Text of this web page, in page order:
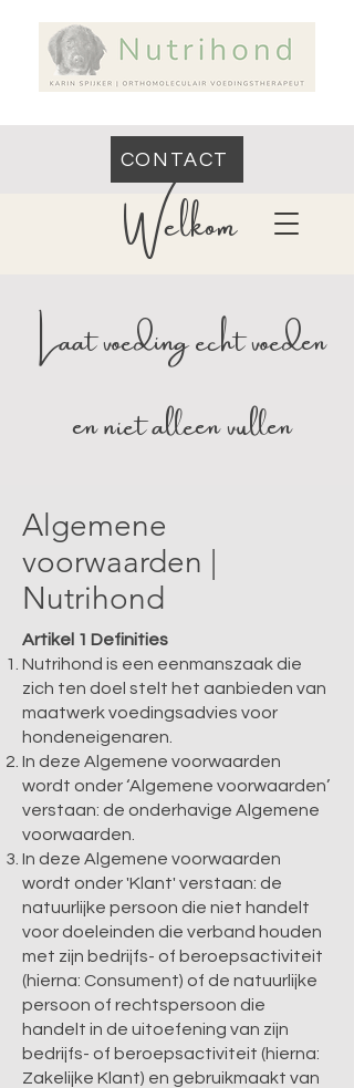
Welkom
Laat voeding echt voeden
en niet alleen vullen
CONTACT
Algemene
voorwaarden |
Nutrihond
Artikel 1 Definities
Nutrihond is een eenmanszaak die
zich ten doel stelt het aanbieden van
maatwerk voedingsadvies voor
hondeneigenaren.
In deze Algemene voorwaarden
wordt onder ‘Algemene voorwaarden’
verstaan: de onderhavige Algemene
voorwaarden.
In deze Algemene voorwaarden
wordt onder 'Klant' verstaan: de
natuurlijke persoon die niet handelt
voor doeleinden die verband houden
met zijn bedrijfs- of beroepsactiviteit
(hierna: Consument) of de natuurlijke
persoon of rechtspersoon die
handelt in de uitoefening van zijn
bedrijfs- of beroepsactiviteit (hierna:
Zakelijke Klant) en gebruikmaakt van